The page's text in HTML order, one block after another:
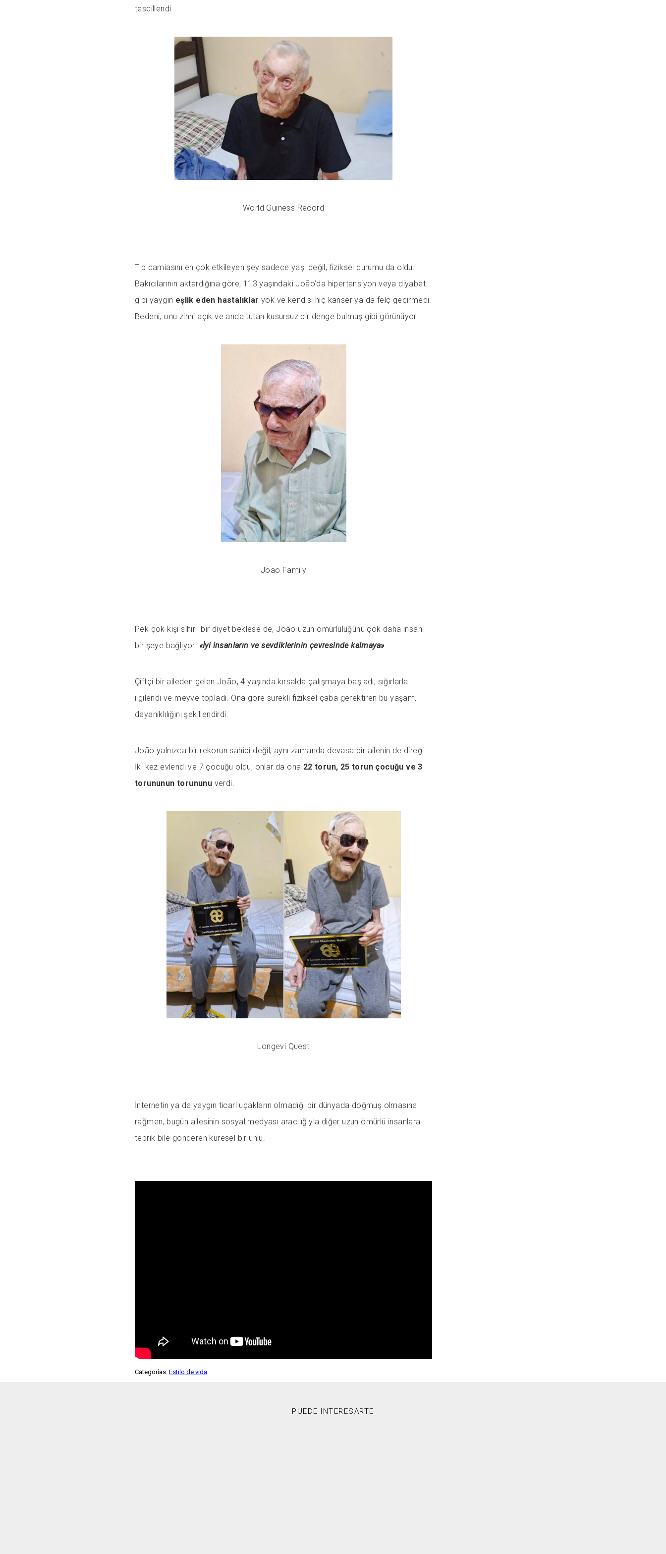
tescillendi.
World Guiness Record
Tıp camiasını en çok etkileyen şey sadece yaşı değil, fiziksel durumu da oldu.
Bakıcılarının aktardığına göre, 113 yaşındaki João’da hipertansiyon veya diyabet
gibi yaygın eşlik eden hastalıklar yok ve kendisi hiç kanser ya da felç geçirmedi.
Bedeni, onu zihni açık ve anda tutan kusursuz bir denge bulmuş gibi görünüyor.
Joao Family
Pek çok kişi sihirli bir diyet beklese de, João uzun ömürlülüğünü çok daha insani
bir şeye bağlıyor: «İyi insanların ve sevdiklerinin çevresinde kalmaya».
Çiftçi bir aileden gelen João, 4 yaşında kırsalda çalışmaya başladı; sığırlarla
ilgilendi ve meyve topladı. Ona göre sürekli fiziksel çaba gerektiren bu yaşam,
dayanıklılığını şekillendirdi.
João yalnızca bir rekorun sahibi değil, aynı zamanda devasa bir ailenin de direği.
İki kez evlendi ve 7 çocuğu oldu; onlar da ona 22 torun, 25 torun çocuğu ve 3
torununun torununu verdi.
Longevi Quest
İnternetin ya da yaygın ticari uçakların olmadığı bir dünyada doğmuş olmasına
rağmen, bugün ailesinin sosyal medyası aracılığıyla diğer uzun ömürlü insanlara
tebrik bile gönderen küresel bir ünlü.
Categorías: Estilo de vida
PUEDE INTERESARTE